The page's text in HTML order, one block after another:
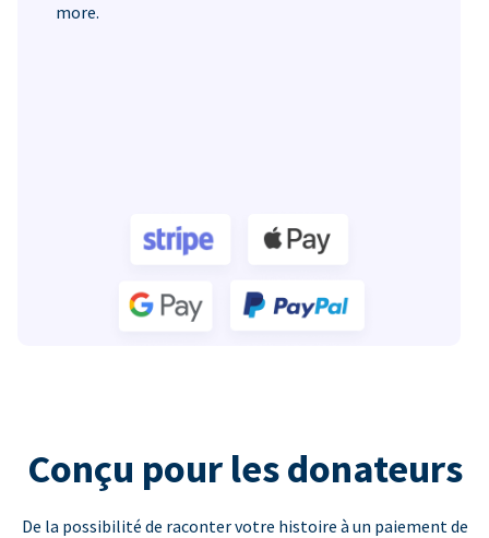
more.
Conçu pour les donateurs
De la possibilité de raconter votre histoire à un paiement de